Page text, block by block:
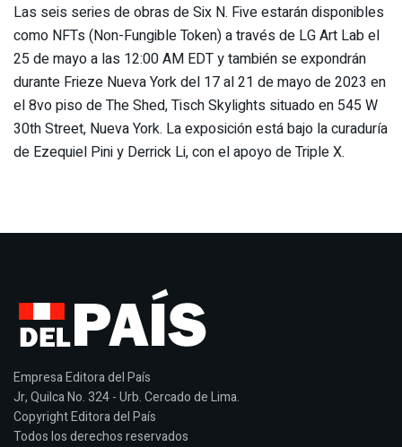
Las seis series de obras de Six N. Five estarán disponibles
como NFTs (Non-Fungible Token) a través de LG Art Lab el
25 de mayo a las 12:00 AM EDT y también se expondrán
durante Frieze Nueva York del 17 al 21 de mayo de 2023 en
el 8vo piso de The Shed, Tisch Skylights situado en 545 W
30th Street, Nueva York. La exposición está bajo la curaduría
de Ezequiel Pini y Derrick Li, con el apoyo de Triple X.
Empresa Editora del País
Jr, Quilca No. 324 - Urb. Cercado de Lima.
Copyright Editora del País
Todos los derechos reservados